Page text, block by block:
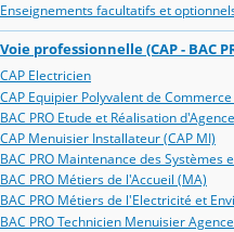
Enseignements facultatifs et
Voie professionnelle (CAP - BAC
CAP Electricien
CAP Equipier Polyvalent de Commerce
BAC PRO Etude et Réalisation
CAP Menuisier Installateur (CAP MI)
BAC PRO Maintenance des Systèmes
BAC PRO Métiers de l'Accueil (MA)
BAC PRO Métiers de l'Electricité et
BAC PRO Technicien Menuisier